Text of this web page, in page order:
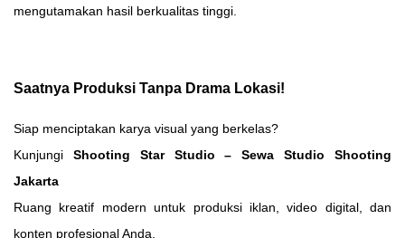
mengutamakan hasil berkualitas tinggi.
Saatnya Produksi Tanpa Drama Lokasi!
Siap menciptakan karya visual yang berkelas?
Kunjungi Shooting Star Studio – Sewa Studio Shooting
Jakarta
Ruang kreatif modern untuk produksi iklan, video digital, dan
konten profesional Anda.